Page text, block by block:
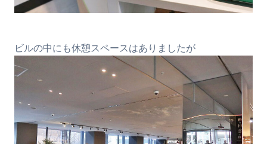
ビルの中にも休憩スペースはありましたが